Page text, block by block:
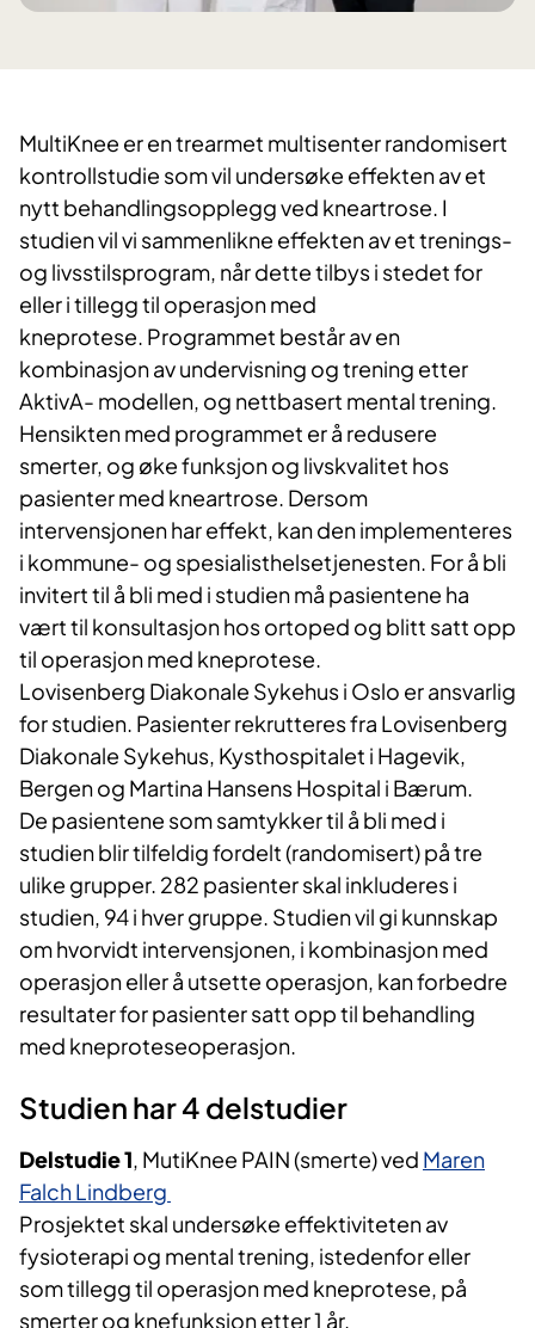
MultiKnee er en trearmet multisenter randomisert
kontrollstudie som vil undersøke effekten av et
nytt behandlingsopplegg ved kneartrose. I
studien vil vi sammenlikne effekten av et trenings-
og livsstilsprogram, når dette tilbys i stedet for
eller i tillegg til operasjon med
kneprotese. Programmet består av en
kombinasjon av undervisning og trening etter
AktivA- modellen, og nettbasert mental trening.
Hensikten med programmet er å redusere
smerter, og øke funksjon og livskvalitet hos
pasienter med kneartrose. Dersom
intervensjonen har effekt, kan den implementeres
i kommune- og spesialisthelsetjenesten. For å bli
invitert til å bli med i studien må pasientene ha
vært til konsultasjon hos ortoped og blitt satt opp
til operasjon med kneprotese.
Lovisenberg Diakonale Sykehus i Oslo er ansvarlig
for studien. Pasienter rekrutteres fra Lovisenberg
Diakonale Sykehus, Kysthospitalet i Hagevik,
Bergen og Martina Hansens Hospital i Bærum.
De pasientene som samtykker til å bli med i
studien blir tilfeldig fordelt (randomisert) på tre
ulike grupper. 282 pasienter skal inkluderes i
studien, 94 i hver gruppe. Studien vil gi kunnskap
om hvorvidt intervensjonen, i kombinasjon med
operasjon eller å utsette operasjon, kan forbedre
resultater for pasienter satt opp til behandling
med kneproteseoperasjon.
Studien har 4 delstudier
Delstudie 1, MutiKnee PAIN (smerte) ved Maren
Falch Lindberg
Prosjektet skal undersøke effektiviteten av
fysioterapi og mental trening, istedenfor eller
som tillegg til operasjon med kneprotese, på
smerter og knefunksjon etter 1 år.